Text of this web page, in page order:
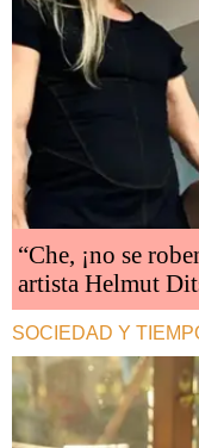
“Che, ¡no se
artista Helmut
SOCIEDAD Y